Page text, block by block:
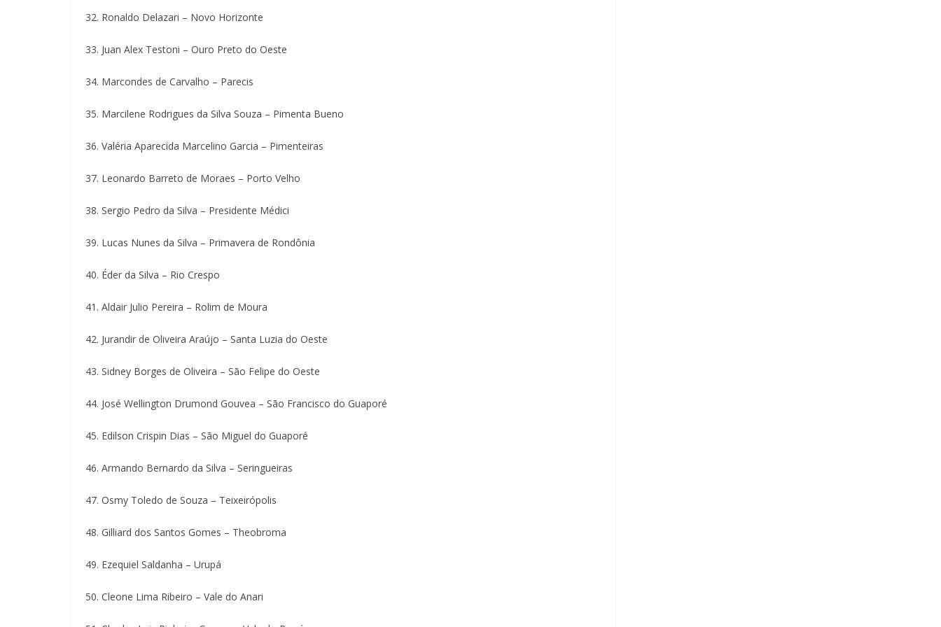
32. Ronaldo Delazari – Novo Horizonte
33. Juan Alex Testoni – Ouro Preto do Oeste
34. Marcondes de Carvalho – Parecis
35. Marcilene Rodrigues da Silva Souza – Pimenta Bueno
36. Valéria Aparecida Marcelino Garcia – Pimenteiras
37. Leonardo Barreto de Moraes – Porto Velho
38. Sergio Pedro da Silva – Presidente Médici
39. Lucas Nunes da Silva – Primavera de Rondônia
40. Éder da Silva – Rio Crespo
41. Aldair Julio Pereira – Rolim de Moura
42. Jurandir de Oliveira Araújo – Santa Luzia do Oeste
43. Sidney Borges de Oliveira – São Felipe do Oeste
44. José Wellington Drumond Gouvea – São Francisco do Guaporé
45. Edilson Crispin Dias – São Miguel do Guaporé
46. Armando Bernardo da Silva – Seringueiras
47. Osmy Toledo de Souza – Teixeirópolis
48. Gilliard dos Santos Gomes – Theobroma
49. Ezequiel Saldanha – Urupá
50. Cleone Lima Ribeiro – Vale do Anari